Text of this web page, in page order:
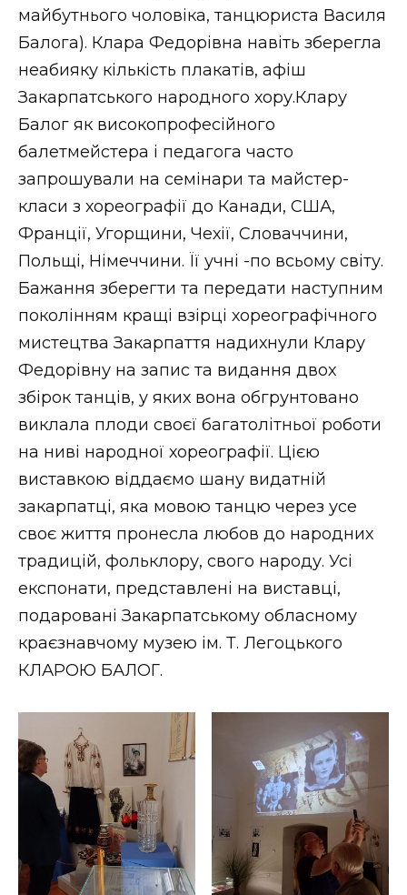
майбутнього чоловіка, танцюриста Василя
Балога). Клара Федорівна навіть зберегла
неабияку кількість плакатів, афіш
Закарпатського народного хору.Клару
Балог як високопрофесійного
балетмейстера і педагога часто
запрошували на семінари та майстер-
класи з хореографії до Канади, США,
Франції, Угорщини, Чехії, Словаччини,
Польщі, Німеччини. Її учні -по всьому світу.
Бажання зберегти та передати наступним
поколінням кращі взірці хореографічного
мистецтва Закарпаття надихнули Клару
Федорівну на запис та видання двох
збірок танців, у яких вона обгрунтовано
виклала плоди своєї багатолітньої роботи
на ниві народної хореографії. Цією
виставкою віддаємо шану видатній
закарпатці, яка мовою танцю через усе
своє життя пронесла любов до народних
традицій, фольклору, свого народу. Усі
експонати, представлені на виставці,
подаровані Закарпатському обласному
краєзнавчому музею ім. Т. Легоцького
КЛАРОЮ БАЛОГ.